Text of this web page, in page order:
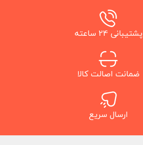
پشتیبانی 24 ساعته
ضمانت اصالت کالا
ارسال سریع